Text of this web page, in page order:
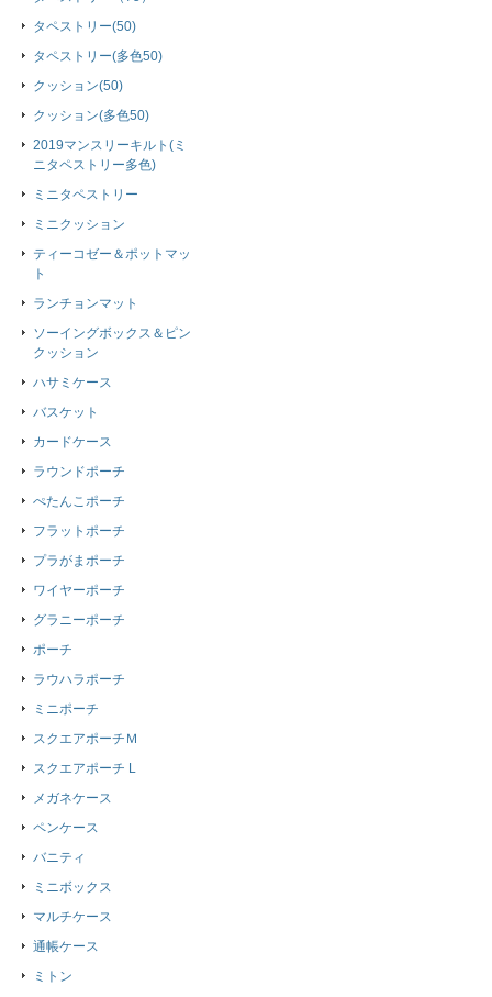
タペストリー(50)
タペストリー(多色50)
クッション(50)
クッション(多色50)
2019マンスリーキルト(ミ
ニタペストリー多色)
ミニタペストリー
ミニクッション
ティーコゼー＆ポットマッ
ト
ランチョンマット
ソーイングボックス＆ピン
クッション
ハサミケース
バスケット
カードケース
ラウンドポーチ
ぺたんこポーチ
フラットポーチ
プラがまポーチ
ワイヤーポーチ
グラニーポーチ
ポーチ
ラウハラポーチ
ミニポーチ
スクエアポーチＭ
スクエアポーチ L
メガネケース
ペンケース
バニティ
ミニボックス
マルチケース
通帳ケース
ミトン